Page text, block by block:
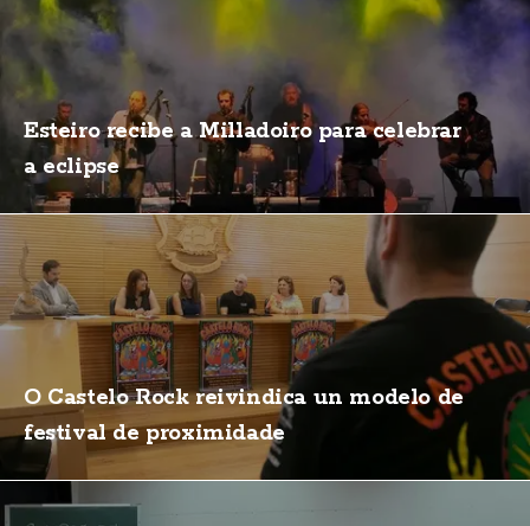
Esteiro recibe a Milladoiro para celebrar
a eclipse
O Castelo Rock reivindica un modelo de
festival de proximidade